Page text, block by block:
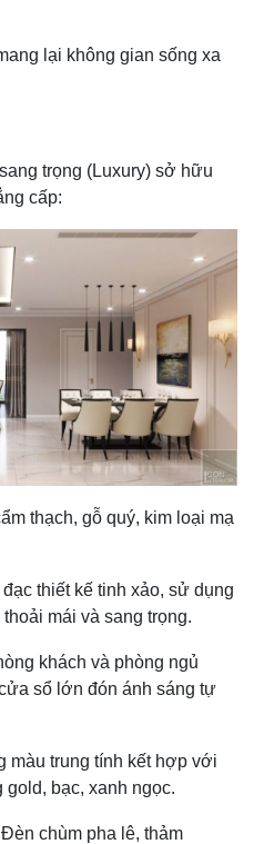
lại không gian sống xa
trọng (Luxury) sở hữu
cấp:
thạch, gỗ quý, kim loại mạ
thiết kế tinh xảo, sử dụng
mái và sang trọng.
khách và phòng ngủ
sổ lớn đón ánh sáng tự
màu trung tính kết hợp với
bạc, xanh ngọc.
chùm pha lê, thảm